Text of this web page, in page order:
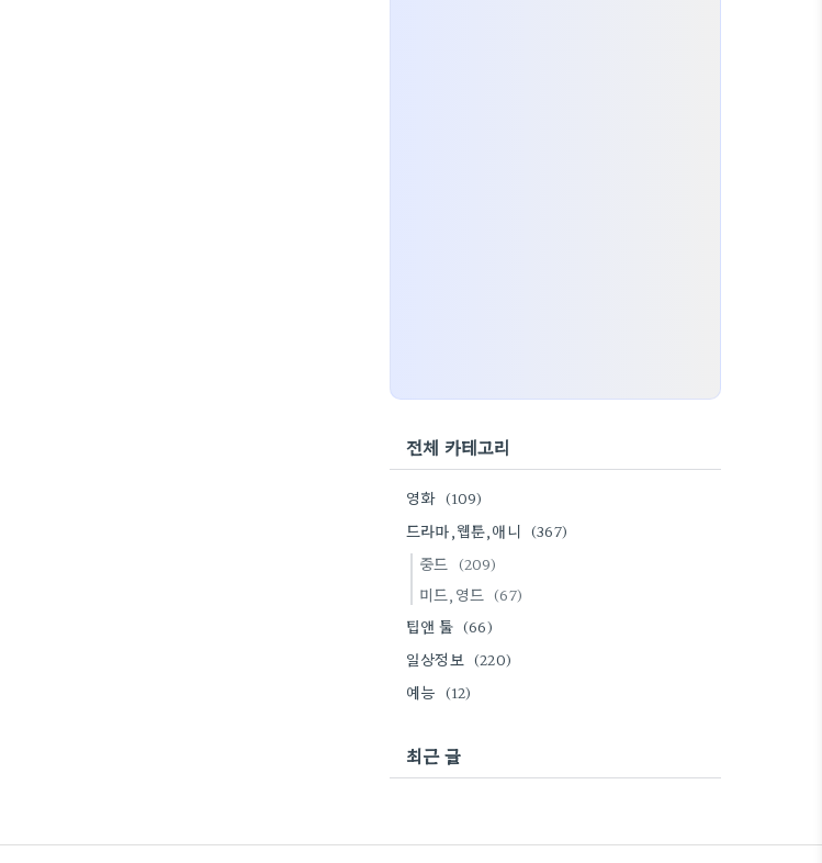
전체 카테고리
영화 (109)
드라마,웹툰,애니 (367)
중드 (209)
미드,영드 (67)
팁앤 툴 (66)
일상정보 (220)
예능 (12)
최근 글